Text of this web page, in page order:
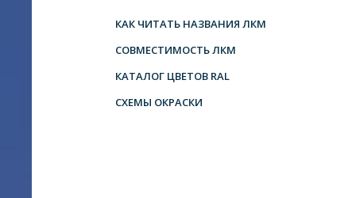
КАК ЧИТАТЬ НАЗВАНИЯ ЛКМ
СОВМЕСТИМОСТЬ ЛКМ
КАТАЛОГ ЦВЕТОВ RAL
СХЕМЫ ОКРАСКИ